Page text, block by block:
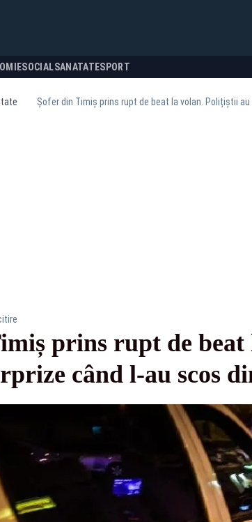
SOCIALSANATATESPORT
Șofer din Timiș prins rupt de beat la volan. Polițiștii
prins rupt de
când l-au scos